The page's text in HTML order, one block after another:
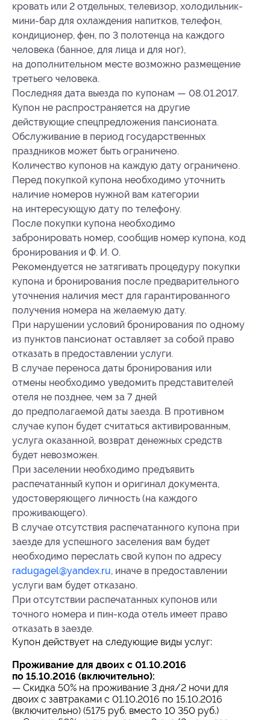
кровать или 2 отдельных, телевизор, холодильник-
мини-бар для охлаждения напитков, телефон,
кондиционер, фен, по 3 полотенца на каждого
человека (банное, для лица и для ног),
на дополнительном месте возможно размещение
третьего человека.
Последняя дата выезда по купонам — 08.01.2017.
Купон не распространяется на другие
действующие спецпредложения пансионата.
Обслуживание в период государственных
праздников может быть ограничено.
Количество купонов на каждую дату ограничено.
Перед покупкой купона необходимо уточнить
наличие номеров нужной вам категории
на интересующую дату по телефону.
После покупки купона необходимо
забронировать номер, сообщив номер купона, код
бронирования и Ф. И. О.
Рекомендуется не затягивать процедуру покупки
купона и бронирования после предварительного
уточнения наличия мест для гарантированного
получения номера на желаемую дату.
При нарушении условий бронирования по одному
из пунктов пансионат оставляет за собой право
отказать в предоставлении услуги.
В случае переноса даты бронирования или
отмены необходимо уведомить представителей
отеля не позднее, чем за 7 дней
до предполагаемой даты заезда. В противном
случае купон будет считаться активированным,
услуга оказанной, возврат денежных средств
будет невозможен.
При заселении необходимо предъявить
распечатанный купон и оригинал документа,
удостоверяющего личность (на каждого
проживающего).
В случае отсутствия распечатанного купона при
заезде для успешного заселения вам будет
необходимо переслать свой купон по адресу
radugagel@yandex.ru, иначе в предоставлении
услуги вам будет отказано.
При отсутствии распечатанных купонов или
точного номера и пин-кода отель имеет право
отказать в заезде.
Купон действует на следующие виды услуг:
Проживание для двоих с 01.10.2016
по 15.10.2016 (включительно):
— Скидка 50% на проживание 3 дня/2 ночи для
двоих с завтраками с 01.10.2016 по 15.10.2016
(включительно) (5175 руб. вместо 10 350 руб.)